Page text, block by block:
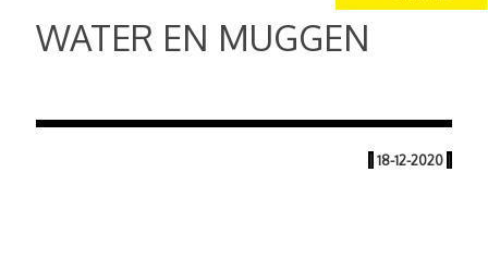
WATER EN MUGGEN
| 18-12-2020 |